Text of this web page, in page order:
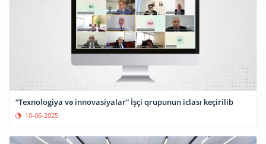
“Texnologiya və innovasiyalar” İşçi qrupunun iclası keçirilib
10-06-2025